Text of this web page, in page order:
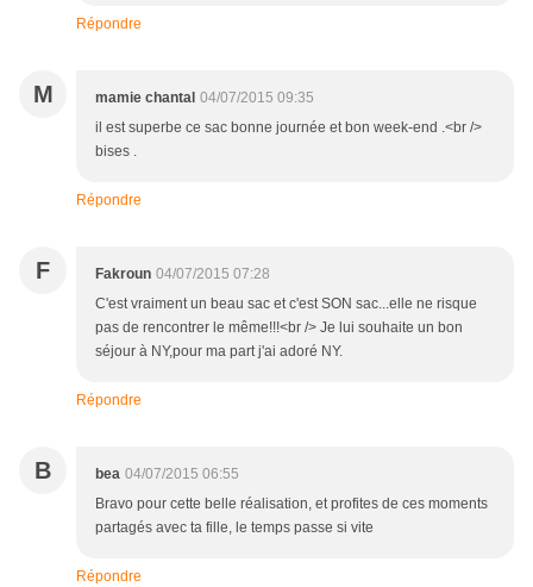
Répondre
M mamie chantal 04/07/2015 09:35
il est superbe ce sac bonne journée et bon week-end .<br />
bises .
Répondre
F Fakroun 04/07/2015 07:28
C'est vraiment un beau sac et c'est SON sac...elle ne risque
pas de rencontrer le même!!!<br /> Je lui souhaite un bon
séjour à NY,pour ma part j'ai adoré NY.
Répondre
B bea 04/07/2015 06:55
Bravo pour cette belle réalisation, et profites de ces moments
partagés avec ta fille, le temps passe si vite
Répondre